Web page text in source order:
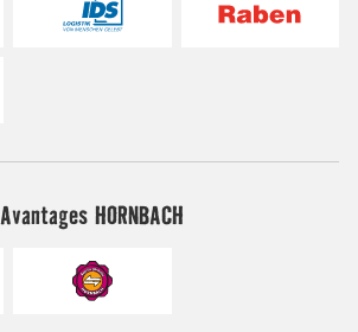
Avantages HORNBACH